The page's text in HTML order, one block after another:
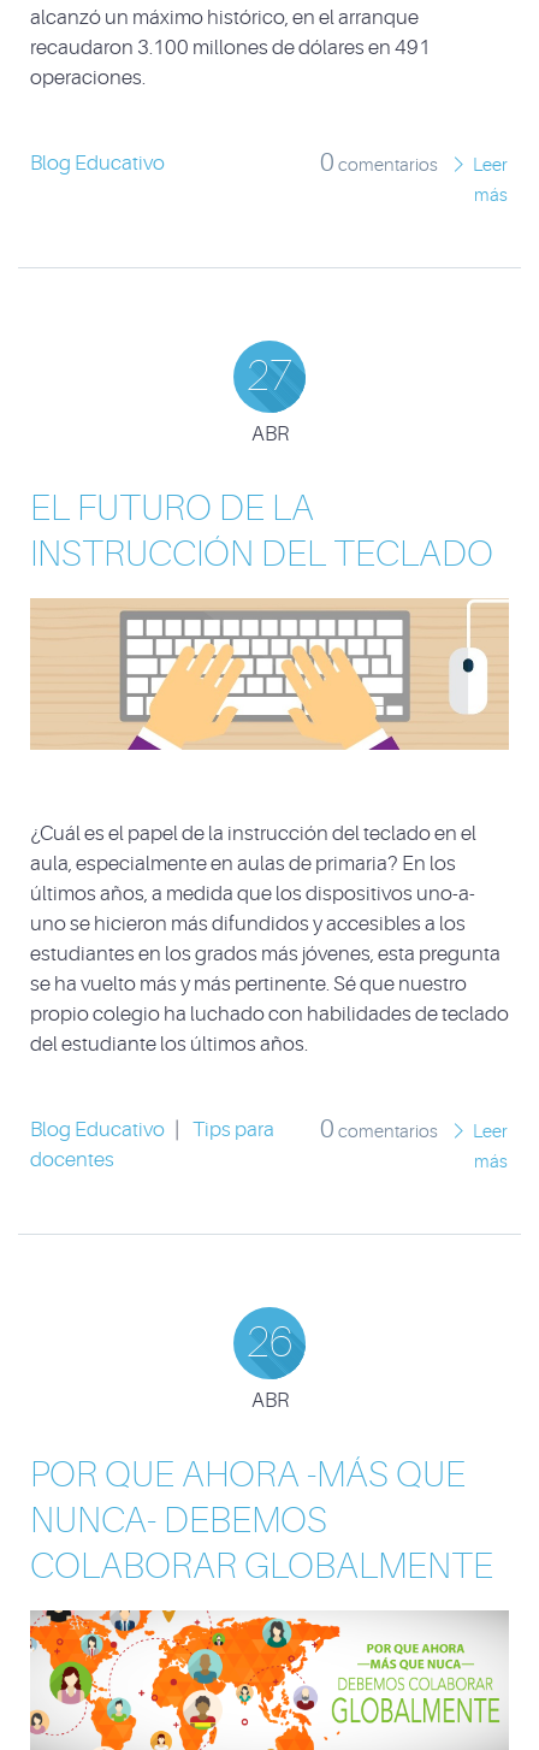
alcanzó un máximo histórico, en el arranque
recaudaron 3.100 millones de dólares en 491
operaciones.
Blog Educativo 0 comentarios
Leer
más
27
ABR
EL FUTURO DE LA
INSTRUCCIÓN DEL TECLADO
¿Cuál es el papel de la instrucción del teclado en el
aula, especialmente en aulas de primaria? En los
últimos años, a medida que los dispositivos uno-a-
uno se hicieron más difundidos y accesibles a los
estudiantes en los grados más jóvenes, esta pregunta
se ha vuelto más y más pertinente. Sé que nuestro
propio colegio ha luchado con habilidades de teclado
del estudiante los últimos años.
Blog Educativo
Tips para
docentes
0 comentarios
Leer
más
26
ABR
POR QUE AHORA -MÁS QUE
NUNCA- DEBEMOS
COLABORAR GLOBALMENTE